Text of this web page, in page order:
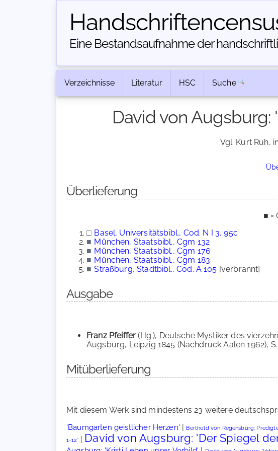
Eine Bestandsaufnahme der
Verzeichnisse Literatur HSC Suche
David von
Vgl. Kurt Ruh,
Überlieferung
■ =
□ Basel, Universitätsbibl., Cod. N I 3, 95c
■ München, Staatsbibl., Cgm 132
■ München, Staatsbibl., Cgm 176
■ München, Staatsbibl., Cgm 183
■ Straßburg, Stadtbibl., Cod. A 105 [verbrannt]
Ausgabe
Franz Pfeiffer(Hg.), Deutsche Mystiker des
Augsburg, Leipzig 1845 (Nachdruck Aalen 1962),
Mitüberlieferung
Mit diesem Werk sind mindestens 23 weitere
'Baumgarten geistlicher Herzen' | Berthold von Regensburg:
1-12'| David von Augsburg: 'Der Spiegel